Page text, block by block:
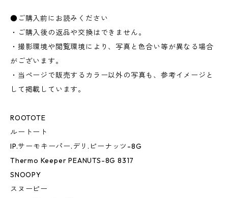
●ご購入前にお読みください
・ご購入後の返品や交換はできません。
・撮影環境や閲覧環境により、写真と色合い等が異なる場合
がございます。
・当ページで販売するカラー以外の写真も、参考イメージと
して掲載しています。
ROOTOTE
ルートート
IP.サーモキーパー.デリ.ピーナッツ-8G
Thermo Keeper PEANUTS-8G 8317
SNOOPY
スヌーピー